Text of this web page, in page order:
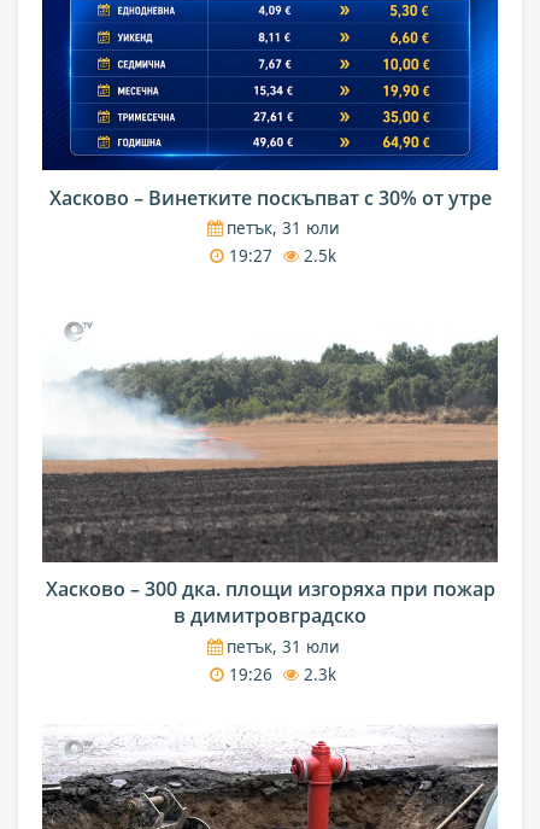
Хасково – Винетките поскъпват с 30% от утре
петък, 31 юли
19:27
2.5k
Хасково – 300 дка. площи изгоряха при пожар
в димитровградско
петък, 31 юли
19:26
2.3k